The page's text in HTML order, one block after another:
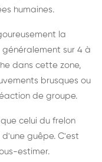
humaines.
la
sur 4 à
dans cette zone,
brusques ou
de groupe.
celui du frelon
guêpe. C'est
estimer.